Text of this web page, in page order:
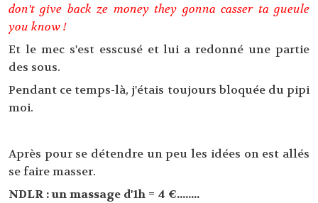
don't give back ze money they gonna casser ta gueule
you know !
Et le mec s'est esscusé et lui a redonné une partie
des sous.
Pendant ce temps-là, j'étais toujours bloquée du pipi
moi.
Après pour se détendre un peu les idées on est allés
se faire masser.
NDLR : un massage d'1h = 4 €........